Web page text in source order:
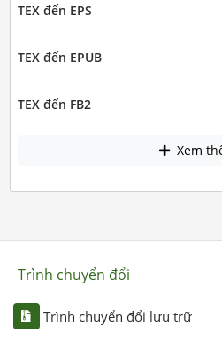
TEX đến EPS
TEX đến EPUB
TEX đến FB2
Xem
Trình chuyển đổi
Trình chuyển đổi lưu trữ